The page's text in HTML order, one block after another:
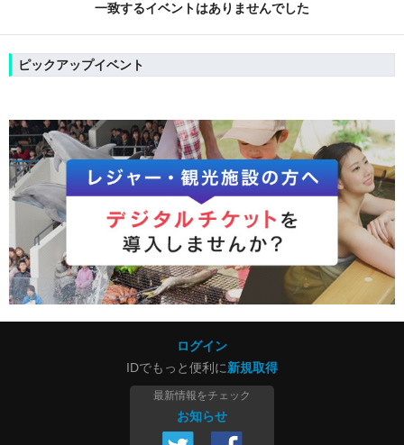
一致するイベントはありませんでした
ピックアップイベント
ログイン
IDでもっと便利に新規取得
最新情報をチェック
お知らせ